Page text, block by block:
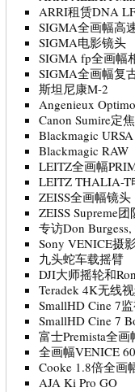
ARRI租赁DNA
SIGMA全画幅高
SIGMA电影镜头
SIGMA fp全画幅
SIGMA全画幅复
斯坦尼康M-2
Angenieux
Canon Sumire定
Blackmagic
Blackmagic RAW
LEITZ全画幅
LEITZ THALIA-T
ZEISS全画幅镜头
ZEISS Supreme团
专访Don
Sony VENICE摄
九头蛇车载摇臂
DJI大师摇轮和
Teradek 4K无线
SmallHD Cine 7
SmallHD Cine 7
富士Premista全
全画幅VENICE
Cooke 1.8倍全画
AJA Ki Pro GO